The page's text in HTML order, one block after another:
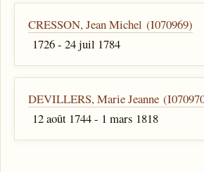
CRESSON, Jean Michel (I070969)
1726 - 24 juil 1784
DEVILLERS, Marie Jeanne
12 août 1744 - 1 mars 1818